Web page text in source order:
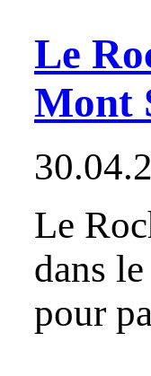
Le
Mont
Le
dans
pour